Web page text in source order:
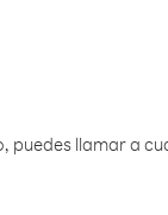
puedes llamar a